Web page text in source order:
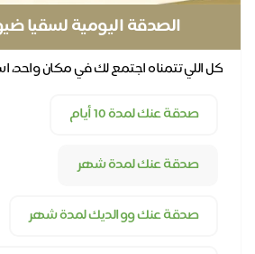
الصدقة اليومية لسقيا
كل اللي تتمناه اجتمع لك في مكان واحد،
صدقة عنك لمدة 10 أيام
صدقة عنك لمدة شهر
صدقة عنك ووالديك لمدة شهر